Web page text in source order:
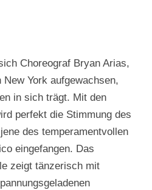
Choreograf Bryan Arias,
York aufgewachsen,
in sich trägt. Mit den
perfekt die Stimmung des
des temperamentvollen
eingefangen. Das
zeigt tänzerisch mit